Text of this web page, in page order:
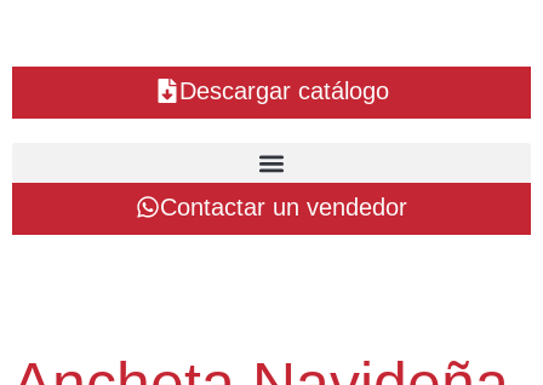
Descargar catálogo
Contactar un vendedor